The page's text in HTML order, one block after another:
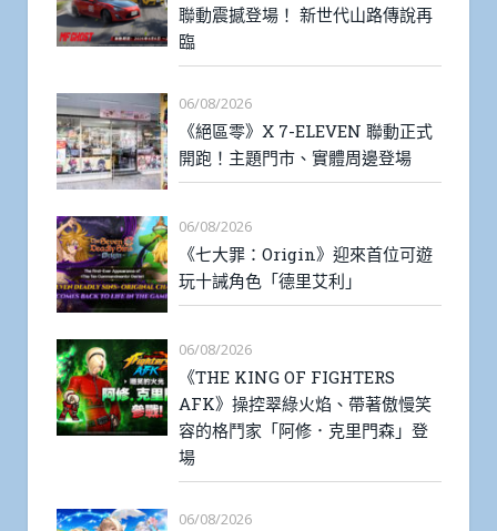
聯動震撼登場！ 新世代山路傳說再
臨
06/08/2026
《絕區零》X 7-ELEVEN 聯動正式
開跑！主題門市、實體周邊登場
06/08/2026
《七大罪：Origin》迎來首位可遊
玩十誡角色「德里艾利」
06/08/2026
《THE KING OF FIGHTERS
AFK》操控翠綠火焰、帶著傲慢笑
容的格鬥家「阿修．克里門森」登
場
06/08/2026